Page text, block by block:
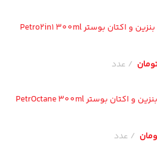
12 عدد مکمل بنزین و اکتان بوستر Petro2in1 300ml
عدد
6 عدد مکمل بنزین و اکتان بوستر PetrOctane 300ml
عدد